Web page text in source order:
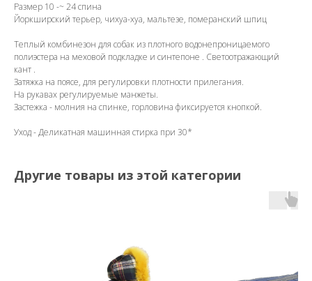
Размер 10 -~ 24 спина
Йоркширский терьер, чихуа-хуа, мальтезе, померанский шпиц
Теплый комбинезон для собак из плотного водонепроницаемого
полиэстера на меховой подкладке и синтепоне . Светоотражающий
кант .
Затяжка на поясе, для регулировки плотности прилегания.
На рукавах регулируемые манжеты.
Застежка - молния на спинке, горловина фиксируется кнопкой.
Уход - Деликатная машинная стирка при 30*
Другие товары из этой категории